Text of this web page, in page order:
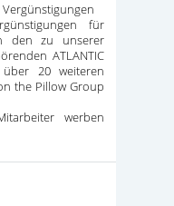
für
den zu unserer
ATLANTIC
20 weiteren
the Pillow Group
werben